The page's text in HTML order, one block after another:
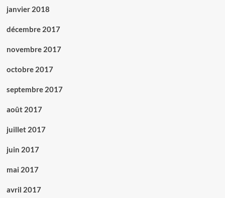
janvier 2018
décembre 2017
novembre 2017
octobre 2017
septembre 2017
août 2017
juillet 2017
juin 2017
mai 2017
avril 2017